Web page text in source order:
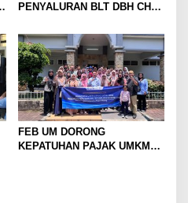
PENYALURAN BLT DBH CHT
ROKOK
FEB UM DORONG
KEPATUHAN PAJAK UMKM